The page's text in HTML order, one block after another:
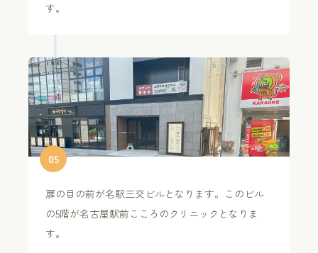
す。
05
扉の目の前が名駅三交ビルとなります。このビル
の5階が名古屋駅前こころのクリニックとなりま
す。